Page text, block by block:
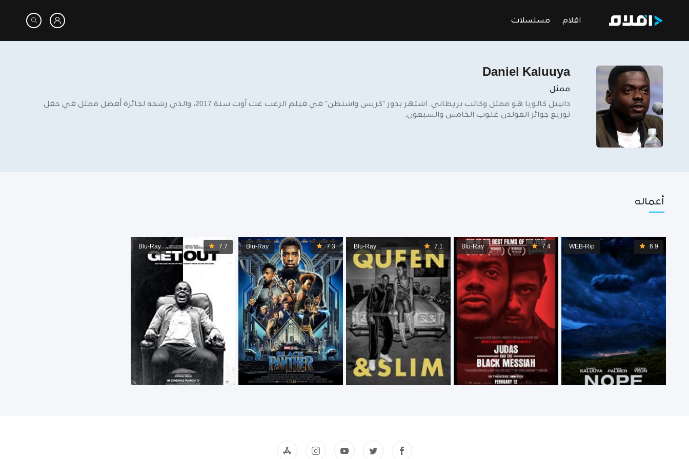
افلام مسلسلات
Daniel Kaluuya
ممثل
دانييل كالويا هو ممثل وكاتب بريطاني. اشتهر بدور "كريس واشنطن" في فيلم الرعب غت آوت سنة 2017، والذي رشحه لجائزة أفضل ممثل في حفل
توزيع جوائز الغولدن غلوب الخامس والسبعون.
أعماله
6.9
WEB-Rip
7.4
Blu-Ray
7.1
Blu-Ray
7.3
Blu-Ray
7.7
Blu-Ray